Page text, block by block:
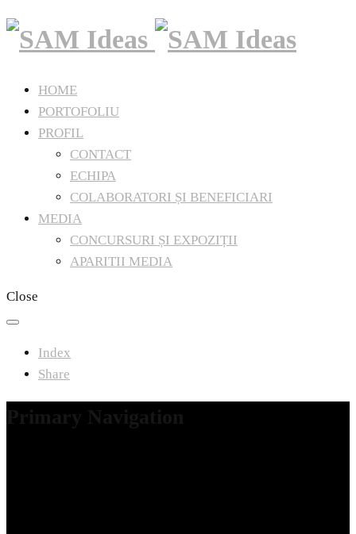
HOME
PORTOFOLIU
PROFIL
CONTACT
ECHIPA
COLABORATORI ȘI BENEFICIARI
MEDIA
CONCURSURI ȘI EXPOZIȚII
APARITII MEDIA
Close
Index
Share